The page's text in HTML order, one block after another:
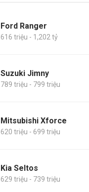
Ford Ranger
616 triệu - 1,202 tỷ
Suzuki Jimny
789 triệu - 799 triệu
Mitsubishi Xforce
620 triệu - 699 triệu
Kia Seltos
629 triệu - 739 triệu